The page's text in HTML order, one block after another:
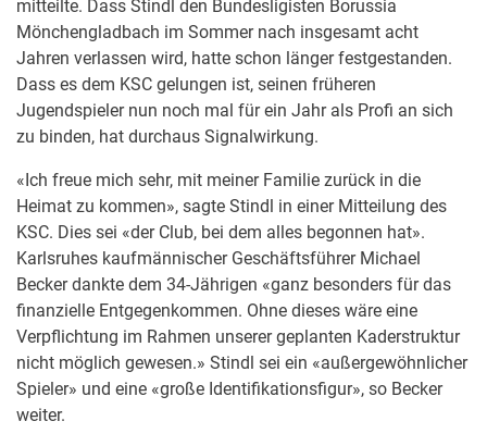
mitteilte. Dass Stindl den Bundesligisten Borussia
Mönchengladbach im Sommer nach insgesamt acht
Jahren verlassen wird, hatte schon länger festgestanden.
Dass es dem KSC gelungen ist, seinen früheren
Jugendspieler nun noch mal für ein Jahr als Profi an sich
zu binden, hat durchaus Signalwirkung.
«Ich freue mich sehr, mit meiner Familie zurück in die
Heimat zu kommen», sagte Stindl in einer Mitteilung des
KSC. Dies sei «der Club, bei dem alles begonnen hat».
Karlsruhes kaufmännischer Geschäftsführer Michael
Becker dankte dem 34-Jährigen «ganz besonders für das
finanzielle Entgegenkommen. Ohne dieses wäre eine
Verpflichtung im Rahmen unserer geplanten Kaderstruktur
nicht möglich gewesen.» Stindl sei ein «außergewöhnlicher
Spieler» und eine «große Identifikationsfigur», so Becker
weiter.